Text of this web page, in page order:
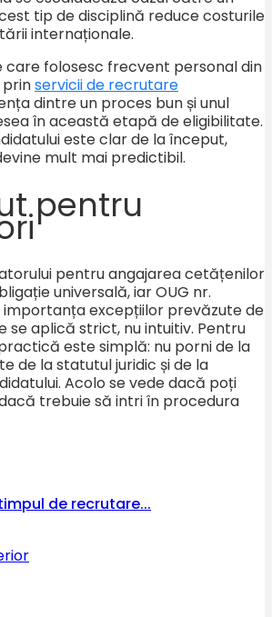
tip de disciplină reduce costurile
internaționale.
care folosesc frecvent personal din
prinservicii de recrutare
dintre un proces bun și unul
în această etapă de eligibilitate.
este clar de la început,
mult mai predictibil.
pentru
pentru angajarea cetățenilor
universală, iar OUG nr.
excepțiilor prevăzute de
se aplică strict, nu intuitiv. Pentru
este simplă: nu porni de la
de la statutul juridic și de la
Acolo se vede dacă poți
trebuie să intri în procedura
de recrutare...